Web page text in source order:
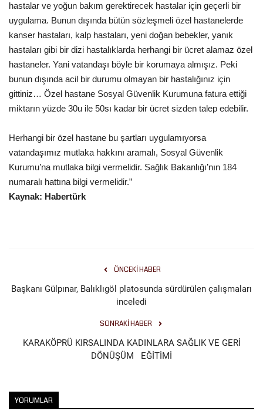
hastalar ve yoğun bakım gerektirecek hastalar için geçerli bir
uygulama. Bunun dışında bütün sözleşmeli özel hastanelerde
kanser hastaları, kalp hastaları, yeni doğan bebekler, yanık
hastaları gibi bir dizi hastalıklarda herhangi bir ücret alamaz özel
hastaneler. Yani vatandaşı böyle bir korumaya almışız. Peki
bunun dışında acil bir durumu olmayan bir hastalığınız için
gittiniz… Özel hastane Sosyal Güvenlik Kurumuna fatura ettiği
miktarın yüzde 30u ile 50sı kadar bir ücret sizden talep edebilir.
Herhangi bir özel hastane bu şartları uygulamıyorsa
vatandaşımız mutlaka hakkını aramalı, Sosyal Güvenlik
Kurumu’na mutlaka bilgi vermelidir. Sağlık Bakanlığı’nın 184
numaralı hattına bilgi vermelidir.”
Kaynak: Habertürk
ÖNCEKI HABER
Başkanı Gülpınar, Balıklıgöl platosunda sürdürülen çalışmaları
inceledi
SONRAKI HABER
KARAKÖPRÜ KIRSALINDA KADINLARA SAĞLIK VE GERİ
DÖNÜŞÜM EĞİTİMİ
YORUMLAR